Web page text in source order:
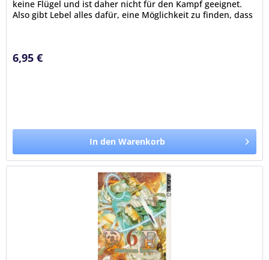
keine Flügel und ist daher nicht für den Kampf geeignet.
Also gibt Lebel alles dafür, eine Möglichkeit zu finden, dass
6,95 €
In den Warenkorb